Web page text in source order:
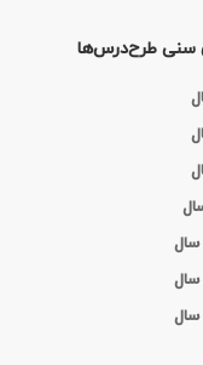
سنی طرح‌درس‌ها